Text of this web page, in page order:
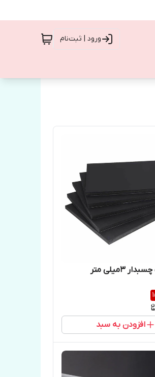
ورود | ثبت‌نام
۳میلی متر
افزودن به سبد